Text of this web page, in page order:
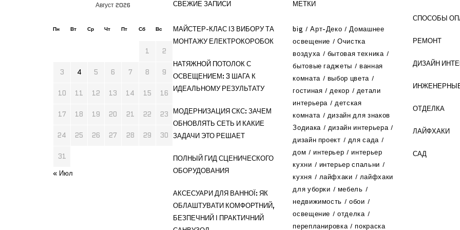
Август 2026
Пн Вт Ср Чт Пт Сб Вс
1 2
3 4 5 6 7 8 9
10 11 12 13 14 15 16
17 18 19 20 21 22 23
24 25 26 27 28 29 30
31
« Июл
СВЕЖИЕ ЗАПИСИ
МАЙСТЕР-КЛАС ІЗ ВИБОРУ ТА
МОНТАЖУ ЕЛЕКТРОКОРОБОК
НАТЯЖНОЙ ПОТОЛОК С
ОСВЕЩЕНИЕМ: 3 ШАГА К
ИДЕАЛЬНОМУ РЕЗУЛЬТАТУ
МОДЕРНИЗАЦИЯ СКС: ЗАЧЕМ
ОБНОВЛЯТЬ СЕТЬ И КАКИЕ
ЗАДАЧИ ЭТО РЕШАЕТ
ПОЛНЫЙ ГИД СЦЕНИЧЕСКОГО
ОБОРУДОВАНИЯ
АКСЕСУАРИ ДЛЯ ВАННОЇ: ЯК
ОБЛАШТУВАТИ КОМФОРТНИЙ,
БЕЗПЕЧНИЙ І ПРАКТИЧНИЙ
МЕТКИ
big Арт-Деко
Домашнее
освещение
Очистка
воздуха
бытовая техника
бытовые гаджеты
ванная
комната
выбор цвета
гостиная
декор
детали
интерьера
детская
комната
дизайн для знаков
Зодиака
дизайн интерьера
дизайн проект
для сада
дом
интерьер
интерьер
кухни
интерьер спальни
кухня
лайфхаки
лайфхаки
для уборки
мебель
недвижимость
обои
освещение
отделка
перепланировка
покраска
СПОСОБЫ
РЕМОНТ
ДИЗАЙН
ОТДЕЛКА
ЛАЙФХАКИ
САД